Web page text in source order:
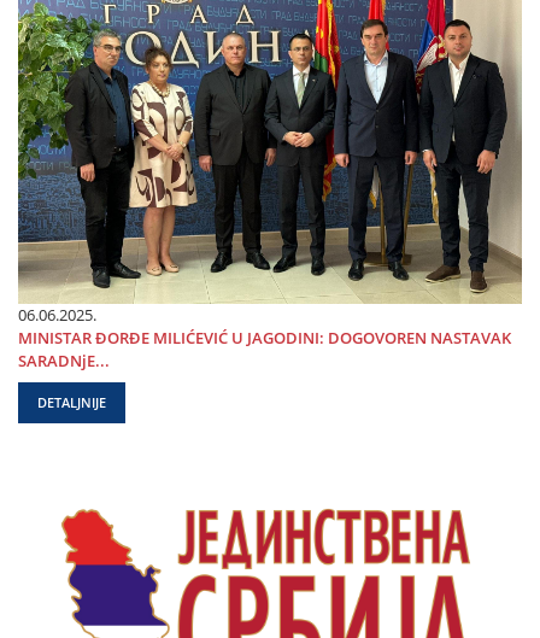
06.06.2025.
MINISTAR ĐORĐE MILIĆEVIĆ U ЈAGODINI: DOGOVOREN NASTAVAK
SARADNjE...
DETALJNIJE